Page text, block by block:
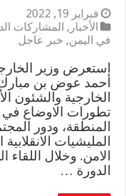
فبراير 19, 2022
الأخبار , المشاركات
في اليمن, خبر عاجل
استعرض وزير
أحمد عوض بن مبارك
الخارجية والشئون
تطورات الاوضاع في
المنطقة، ودور
المليشيات
الامن. وخلال
الدورة …